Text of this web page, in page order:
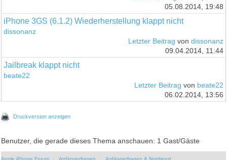
05.08.2014, 19:48
iPhone 3GS (6.1.2) Wiederherstellung klappt nicht
dissonanz
Letzter Beitrag von dissonanz
09.04.2014, 11:44
Jailbreak klappt nicht
beate22
Letzter Beitrag von beate22
06.02.2014, 13:56
Druckversion anzeigen
Benutzer, die gerade dieses Thema anschauen: 1 Gast/Gäste
Apple iPhone Forum Anfängerfragen Anfängerfragen & Notdienst